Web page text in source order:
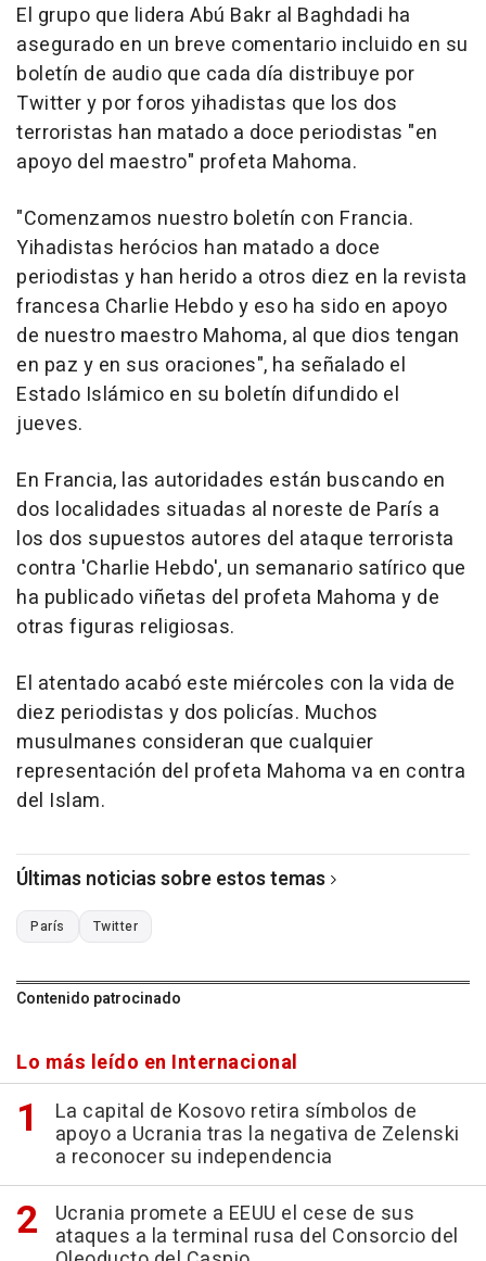
El grupo que lidera Abú Bakr al Baghdadi ha
asegurado en un breve comentario incluido en su
boletín de audio que cada día distribuye por
Twitter y por foros yihadistas que los dos
terroristas han matado a doce periodistas "en
apoyo del maestro" profeta Mahoma.
"Comenzamos nuestro boletín con Francia.
Yihadistas herócios han matado a doce
periodistas y han herido a otros diez en la revista
francesa Charlie Hebdo y eso ha sido en apoyo
de nuestro maestro Mahoma, al que dios tengan
en paz y en sus oraciones", ha señalado el
Estado Islámico en su boletín difundido el
jueves.
En Francia, las autoridades están buscando en
dos localidades situadas al noreste de París a
los dos supuestos autores del ataque terrorista
contra 'Charlie Hebdo', un semanario satírico que
ha publicado viñetas del profeta Mahoma y de
otras figuras religiosas.
El atentado acabó este miércoles con la vida de
diez periodistas y dos policías. Muchos
musulmanes consideran que cualquier
representación del profeta Mahoma va en contra
del Islam.
Últimas noticias sobre estos temas
París Twitter
Contenido patrocinado
Lo más leído en Internacional
La capital de Kosovo retira símbolos de
apoyo a Ucrania tras la negativa de Zelenski
a reconocer su independencia
Ucrania promete a EEUU el cese de sus
ataques a la terminal rusa del Consorcio del